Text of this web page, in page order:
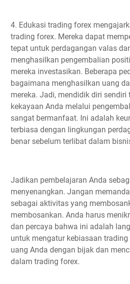
4. Edukasi trading forex
trading forex. Mereka dapat
tepat untuk perdagangan valas
menghasilkan pengembalian
mereka investasikan. Beberapa
bagaimana menghasilkan uang
mereka. Jadi, mendidik diri
kekayaan Anda melalui
sangat bermanfaat. Ini adalah
terbiasa dengan lingkungan
benar sebelum terlibat dalam
Jadikan pembelajaran Anda
menyenangkan. Jangan
sebagai aktivitas yang
membosankan. Anda harus
dan percaya bahwa ini adalah
untuk mengatur kebiasaan trading
uang Anda dengan bijak dan
dalam trading forex.